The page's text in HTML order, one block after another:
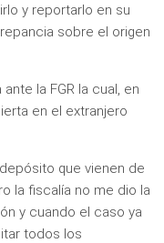
y reportarlo en su
sobre el origen
la FGR la cual, en
en el extranjero
que vienen de
la fiscalía no me dio la
y cuando el caso ya
todos los